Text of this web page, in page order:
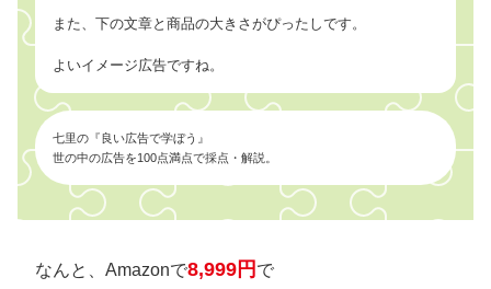
また、下の文章と商品の大きさがぴったしです。
よいイメージ広告ですね。
七里の『良い広告で学ぼう』
世の中の広告を100点満点で採点・解説。
なんと、Amazonで8,999円 で